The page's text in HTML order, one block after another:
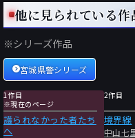
生活保護が多過ぎるのでは
少なくなる。
年金の賦課方式と人口減少
年金に振り向けるという案
ない人が現れつつある。ま
除やベーシックインカムな
給料を払えないから税金で
て、まずは働くインセンテ
き上げるのが先の筈だ。そ
他に見られている作
※シリーズ作品
宮城県警シリーズ
1作目
※現在のページ
護られなかった者たち
へ
2作目
境界線
中山七